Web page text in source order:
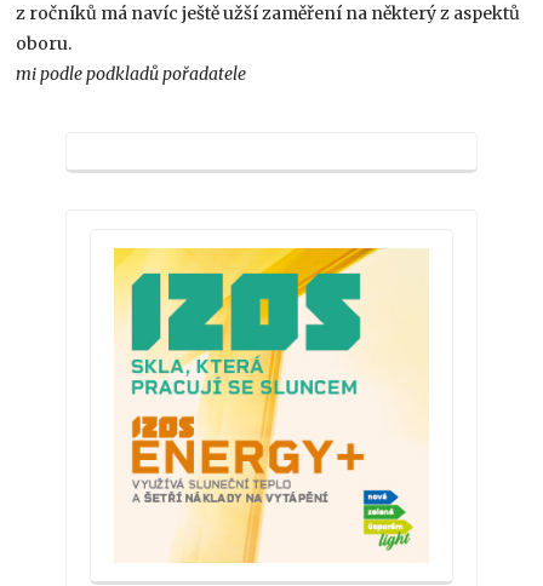
z ročníků má navíc ještě užší zaměření na některý z aspektů
oboru.
mi podle podkladů pořadatele